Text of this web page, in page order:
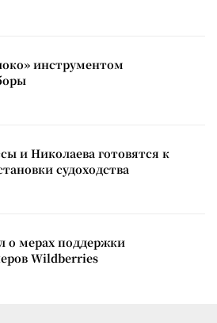
инструментом
и Николаева готовятся к
судоходства
о мерах поддержки
Wildberries